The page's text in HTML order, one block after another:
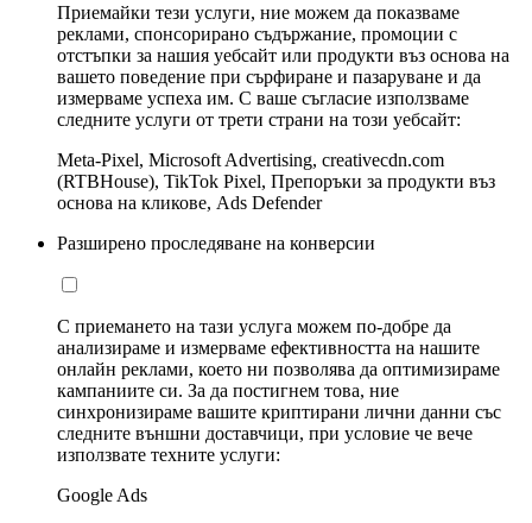
Приемайки тези услуги, ние можем да показваме
реклами, спонсорирано съдържание, промоции с
отстъпки за нашия уебсайт или продукти въз основа на
вашето поведение при сърфиране и пазаруване и да
измерваме успеха им. С ваше съгласие използваме
следните услуги от трети страни на този уебсайт:
Meta-Pixel, Microsoft Advertising, creativecdn.com
(RTBHouse), TikTok Pixel, Препоръки за продукти въз
основа на кликове, Ads Defender
Разширено проследяване на конверсии
С приемането на тази услуга можем по-добре да
анализираме и измерваме ефективността на нашите
онлайн реклами, което ни позволява да оптимизираме
кампаниите си. За да постигнем това, ние
синхронизираме вашите криптирани лични данни със
следните външни доставчици, при условие че вече
използвате техните услуги:
Google Ads